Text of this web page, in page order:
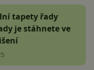
tapety řady
je stáhnete ve